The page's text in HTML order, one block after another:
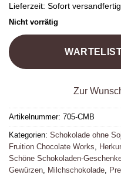
Lieferzeit: Sofort
Nicht vorrätig
Zur
Artikelnummer: 705-CMB
Kategorien: Schokolade ohne
Fruition Chocolate Works,
Schöne Schokoladen-
Gewürzen, Milchschokolade,